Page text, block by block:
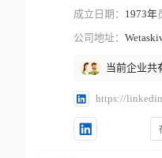
成立日期： 1973年
公司地址：
当前企业共
https://